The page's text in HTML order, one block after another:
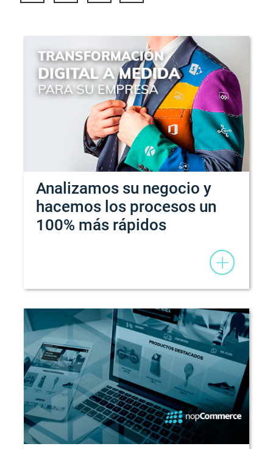
Analizamos su negocio y
hacemos los procesos un
100% más rápidos